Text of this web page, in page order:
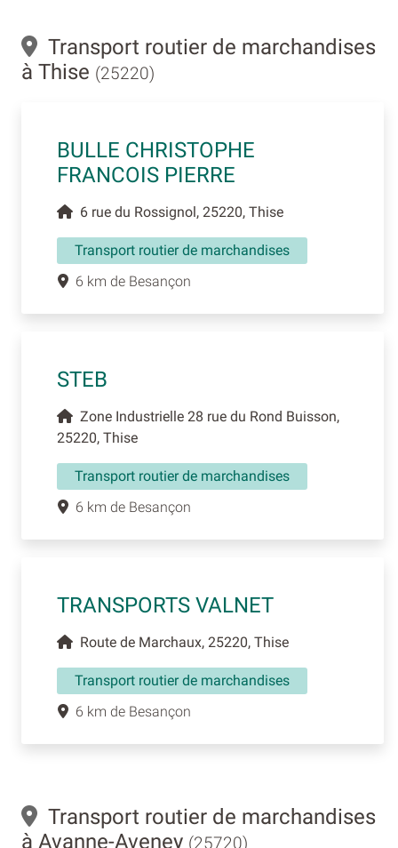
Transport routier de marchandises
à Thise (25220)
BULLE CHRISTOPHE
FRANCOIS PIERRE
6 rue du Rossignol, 25220, Thise
Transport routier de marchandises
6 km de Besançon
STEB
Zone Industrielle 28 rue du Rond Buisson,
25220, Thise
Transport routier de marchandises
6 km de Besançon
TRANSPORTS VALNET
Route de Marchaux, 25220, Thise
Transport routier de marchandises
6 km de Besançon
Transport routier de marchandises
à Avanne-Aveney (25720)